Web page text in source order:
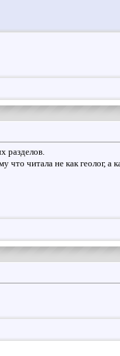
разделов.
читала не как геолог, а